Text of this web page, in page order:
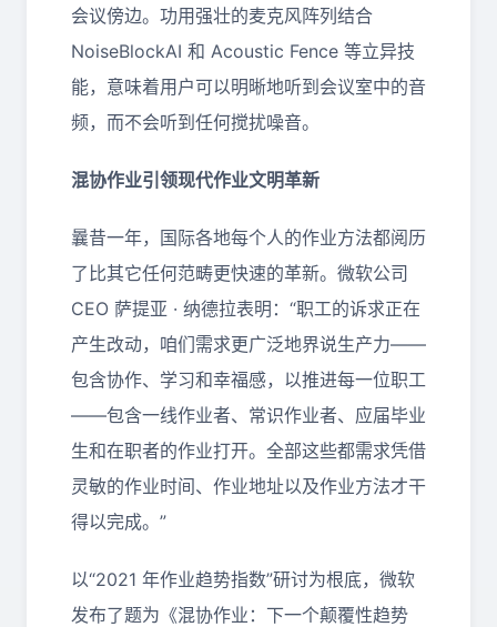
会议傍边。功用强壮的麦克风阵列结合
NoiseBlockAI 和 Acoustic Fence 等立异技
能，意味着用户可以明晰地听到会议室中的音
频，而不会听到任何搅扰噪音。
混协作业引领现代作业文明革新
曩昔一年，国际各地每个人的作业方法都阅历
了比其它任何范畴更快速的革新。微软公司
CEO 萨提亚 · 纳德拉表明：“职工的诉求正在
产生改动，咱们需求更广泛地界说生产力——
包含协作、学习和幸福感，以推进每一位职工
——包含一线作业者、常识作业者、应届毕业
生和在职者的作业打开。全部这些都需求凭借
灵敏的作业时间、作业地址以及作业方法才干
得以完成。”
以“2021 年作业趋势指数”研讨为根底，微软
发布了题为《混协作业：下一个颠覆性趋势